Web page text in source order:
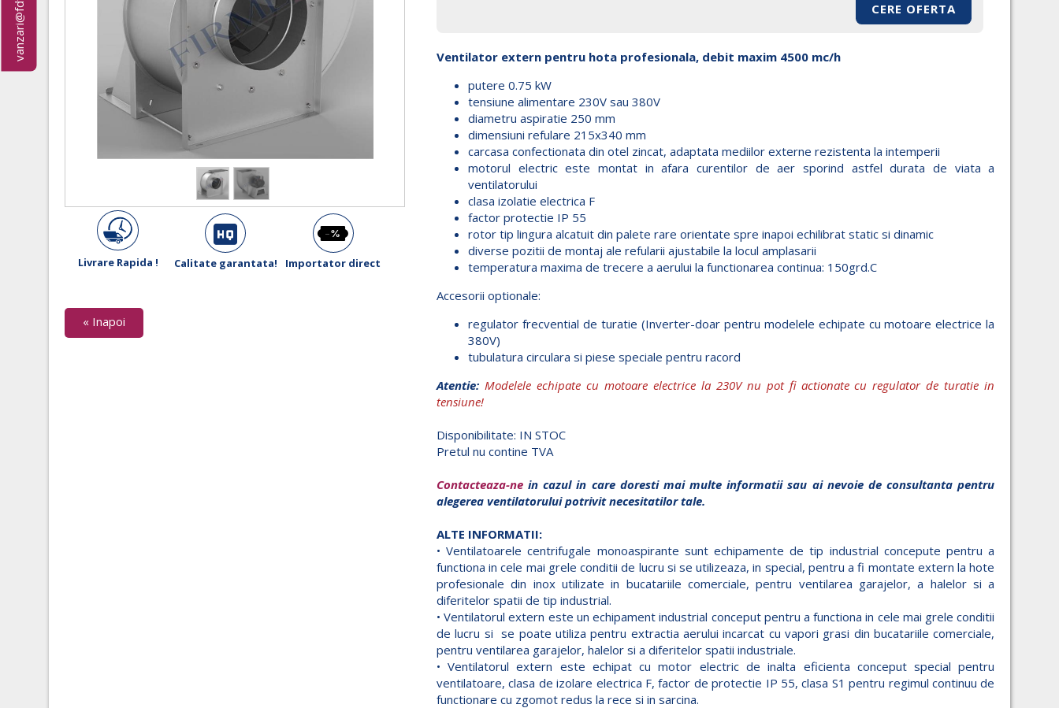
Livrare Rapida ! Calitate garantata! Importator direct
« Inapoi
CERE OFERTA
Ventilator extern pentru hota profesionala, debit maxim 4500 mc/h
putere 0.75 kW
tensiune alimentare 230V sau 380V
diametru aspiratie 250 mm
dimensiuni refulare 215x340 mm
carcasa confectionata din otel zincat, adaptata mediilor externe rezistenta la intemperii
motorul electric este montat in afara curentilor de aer sporind astfel durata de viata a
ventilatorului
clasa izolatie electrica F
factor protectie IP 55
rotor tip lingura alcatuit din palete rare orientate spre inapoi echilibrat static si dinamic
diverse pozitii de montaj ale refularii ajustabile la locul amplasarii
temperatura maxima de trecere a aerului la functionarea continua: 150grd.C
Accesorii optionale:
regulator frecvential de turatie (Inverter-doar pentru modelele echipate cu motoare electrice la
380V)
tubulatura circulara si piese speciale pentru racord
Atentie: Modelele echipate cu motoare electrice la 230V nu pot fi actionate cu regulator de turatie in
tensiune!
Disponibilitate: IN STOC
Pretul nu contine TVA
Contacteaza-nein cazul in care doresti mai multe informatii sau ai nevoie de consultanta pentru
alegerea ventilatorului potrivit necesitatilor tale.
ALTE INFORMATII:
• Ventilatoarele centrifugale monoaspirante sunt echipamente de tip industrial concepute pentru a
functiona in cele mai grele conditii de lucru si se utilizeaza, in special, pentru a fi montate extern la hote
profesionale din inox utilizate in bucatariile comerciale, pentru ventilarea garajelor, a halelor si a
diferitelor spatii de tip industrial.
• Ventilatorul extern este un echipament industrial conceput pentru a functiona in cele mai grele conditii
de lucru si se poate utiliza pentru extractia aerului incarcat cu vapori grasi din bucatariile comerciale,
pentru ventilarea garajelor, halelor si a diferitelor spatii industriale.
• Ventilatorul extern este echipat cu motor electric de inalta eficienta conceput special pentru
ventilatoare, clasa de izolare electrica F, factor de protectie IP 55, clasa S1 pentru regimul continuu de
functionare cu zgomot redus la rece si in sarcina.